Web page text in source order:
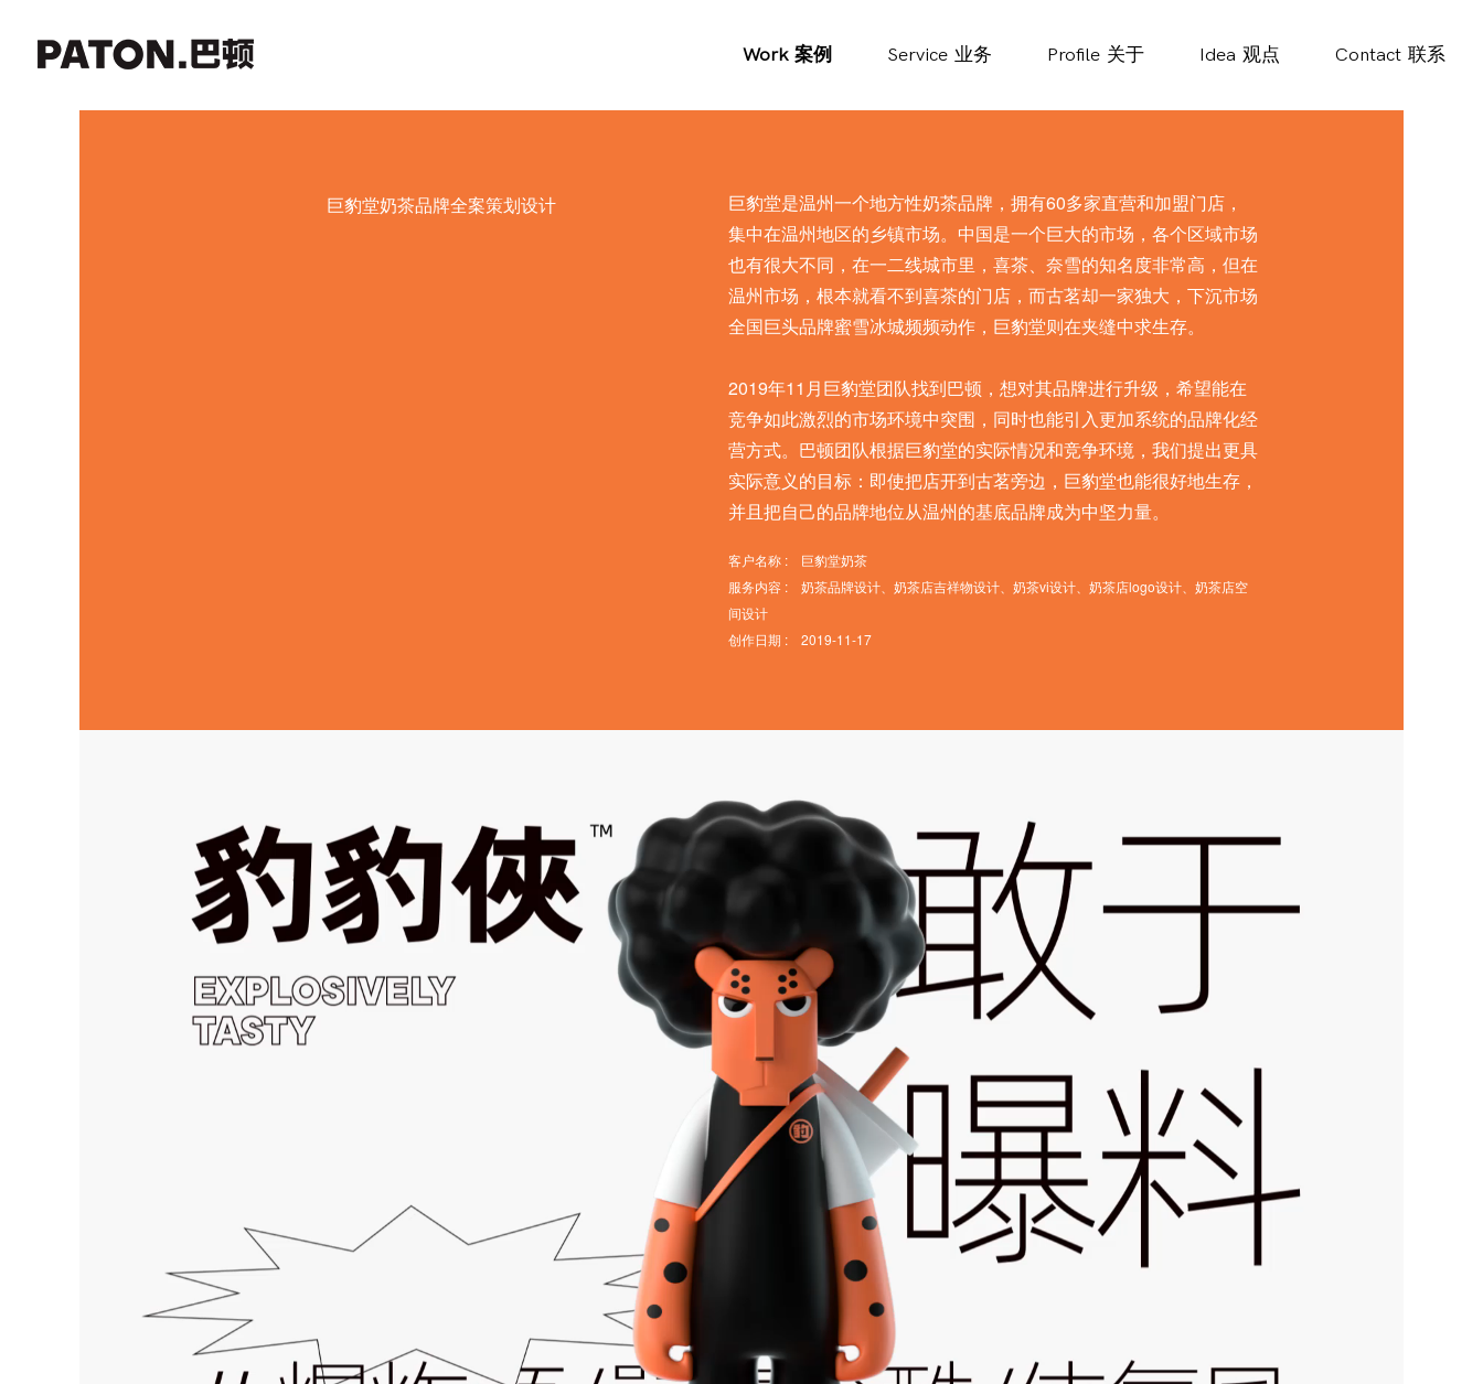
Work 案例 Service 业务 Profile 关于 Idea 观点 Contact 联系
巨豹堂奶茶品牌全案策划设计
巨豹堂是温州一个地方性奶茶品牌，拥有60多家直营和加盟门店，
集中在温州地区的乡镇市场。中国是一个巨大的市场，各个区域市场
也有很大不同，在一二线城市里，喜茶、奈雪的知名度非常高，但在
温州市场，根本就看不到喜茶的门店，而古茗却一家独大，下沉市场
全国巨头品牌蜜雪冰城频频动作，巨豹堂则在夹缝中求生存。
2019年11月巨豹堂团队找到巴顿，想对其品牌进行升级，希望能在
竞争如此激烈的市场环境中突围，同时也能引入更加系统的品牌化经
营方式。巴顿团队根据巨豹堂的实际情况和竞争环境，我们提出更具
实际意义的目标：即使把店开到古茗旁边，巨豹堂也能很好地生存，
并且把自己的品牌地位从温州的基底品牌成为中坚力量。
客户名称 : 巨豹堂奶茶
服务内容 : 奶茶品牌设计、奶茶店吉祥物设计、奶茶vi设计、奶茶店logo设计、奶茶店空
间设计
创作日期 : 2019-11-17